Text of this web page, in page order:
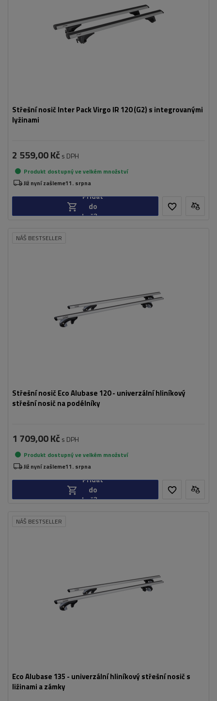
Střešní nosič Inter Pack Virgo IR 120 (G2) s integrovanými
lyžinami
2 559,00 Kč s DPH
Produkt dostupný ve velkém množství
Již nyní zašleme11. srpna
Přidat
do
košíku
NÁŠ BESTSELLER
Střešní nosič Eco Alubase 120 - univerzální hliníkový
střešní nosič na podélníky
1 709,00 Kč s DPH
Produkt dostupný ve velkém množství
Již nyní zašleme11. srpna
Přidat
do
košíku
NÁŠ BESTSELLER
Eco Alubase 135 - univerzální hliníkový střešní nosič s
ližinami a zámky